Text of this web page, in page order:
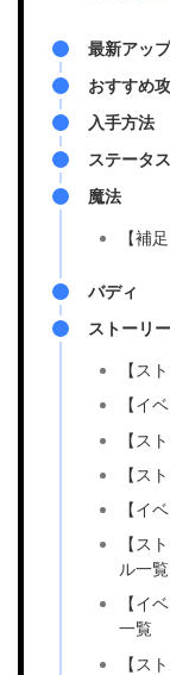
最新アッ
おすすめ
入手方法
ステータス
魔法
【補
バディ
ストーリ
【ス
【イ
【ス
【ス
【イ
【ス
ル一覧
【イ
一覧
【ス